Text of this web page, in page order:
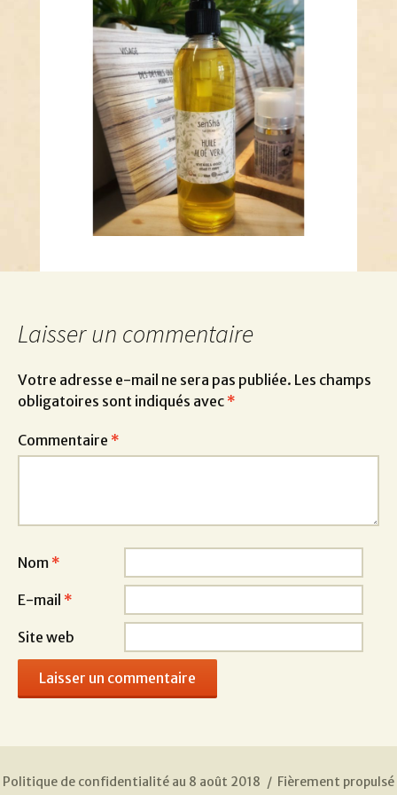
Laisser un commentaire
Votre adresse e-mail ne sera pas publiée. Les champs
obligatoires sont indiqués avec *
Commentaire *
Nom *
E-mail *
Site web
Politique de confidentialité au 8 août 2018
Fièrement propulsé